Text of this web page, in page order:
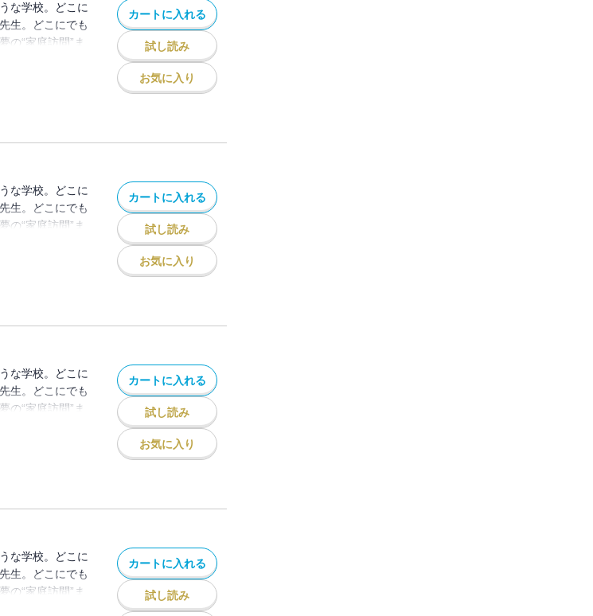
な学校。どこに
生。どこにでも
の“家庭訪問”ま
け巡り、やが
カートに入れる
試し読み
お気に入り
な学校。どこに
生。どこにでも
の“家庭訪問”ま
け巡り、やが
カートに入れる
試し読み
お気に入り
な学校。どこに
生。どこにでも
の“家庭訪問”ま
け巡り、やが
カートに入れる
試し読み
お気に入り
な学校。どこに
生。どこにでも
の“家庭訪問”ま
け巡り、やが
カートに入れる
試し読み